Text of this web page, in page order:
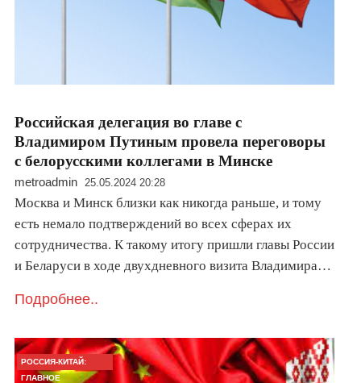
Российская делегация во главе с
Владимиром Путиным провела переговоры
с белорусскими коллегами в Минске
metroadmin 25.05.2024 20:28
Москва и Минск близки как никогда раньше, и тому
есть немало подтверждений во всех сферах их
сотрудничества. К такому итогу пришли главы России
и Беларуси в ходе двухдневного визита Владимира…
Подробнее..
РОССИЯ-КИТАЙ:
ГЛАВНОЕ